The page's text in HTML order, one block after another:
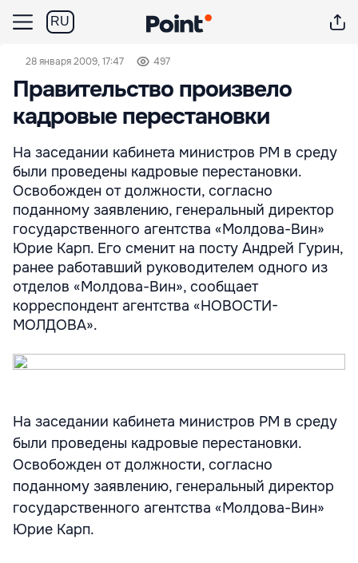
RU
28 января 2009, 17:47 497
Правительство произвело
кадровые перестановки
На заседании кабинета министров РМ в среду
были проведены кадровые перестановки.
Освобожден от должности, согласно
поданному заявлению, генеральный директор
государственного агентства «Молдова-Вин»
Юрие Карп. Его сменит на посту Андрей Гурин,
ранее работавший руководителем одного из
отделов «Молдова-Вин», сообщает
корреспондент агентства «НОВОСТИ-
МОЛДОВА».
На заседании кабинета министров РМ в среду
были проведены кадровые перестановки.
Освобожден от должности, согласно
поданному заявлению, генеральный директор
государственного агентства «Молдова-Вин»
Юрие Карп.